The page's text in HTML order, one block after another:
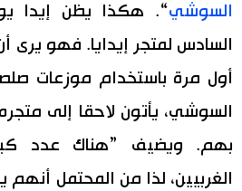
ثقافة
لايف ستايل
إعلان
السوشي“. هكذا يظن إيدا
السادس لمتجر إيدايا. فهو يرى
أول مرة باستخدام موزعات
السوشي، يأتون لاحقا إلى
بهم. ويضيف ”هناك عدد
الغربيين، لذا من المحتمل أنهم